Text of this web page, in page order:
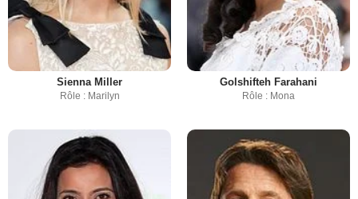
Sienna Miller
Rôle : Marilyn
Golshifteh Farahani
Rôle : Mona